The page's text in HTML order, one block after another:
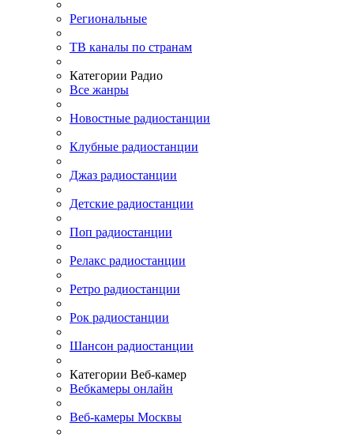
Региональные
ТВ каналы по странам
Категории Радио
Все жанры
Новостные радиостанции
Клубные радиостанции
Джаз радиостанции
Детские радиостанции
Поп радиостанции
Релакс радиостанции
Ретро радиостанции
Рок радиостанции
Шансон радиостанции
Категории Веб-камер
Вебкамеры онлайн
Веб-камеры Москвы